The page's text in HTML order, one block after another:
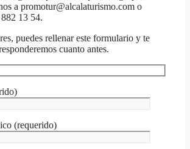
a promotur@alcalaturismo.com o
13 54.
puedes rellenar este formulario y te
cuanto antes.
(requerido)